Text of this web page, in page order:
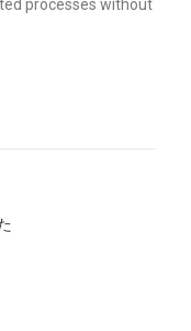
processes without